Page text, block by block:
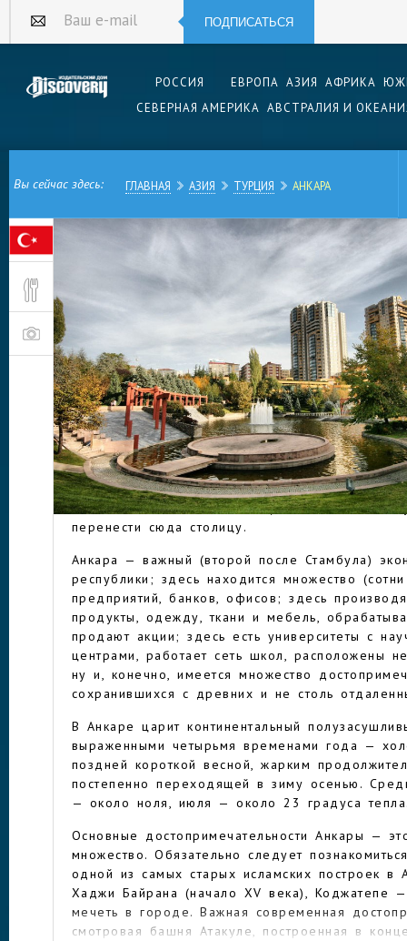
Ваш e-mail ПОДПИСАТЬСЯ
РОССИЯ ЕВРОПА АЗИЯ АФРИКА
СЕВЕРНАЯ АМЕРИКА АВСТРАЛИЯ И
Вы сейчас здесь: ГЛАВНАЯ АЗИЯ ТУРЦИЯ АНКАРА
АНКАРА
Столица Турецкой Республики — Анкара, хоть
главной турецкой жемчужине — Стамбулу, но
большой город (более 5 миллионов
древний, интересный и достойный посещения.
Ведь известна Анкара — один из самых
еще с VII века до нашей эры, когда она была
торговцев, шествовавших между Европой и
Она была во владениях византийцев, турок и
ходивших крестовыми походами в том числе
потом вследствие сложных перипетий опять
раз окончательно, но долго была провинцией
ставка Кемаля Ататюрка — вождя турецкого
освободительного движения), пока в 1922
перенести сюда столицу.
Анкара — важный (второй после Стамбула)
республики; здесь находится множество
предприятий, банков, офисов; здесь
продукты, одежду, ткани и мебель,
продают акции; здесь есть университеты с
центрами, работает сеть школ, расположены
ну и, конечно, имеется множество
сохранившихся с древних и не столь
В Анкаре царит континентальный
выраженными четырьмя временами года —
поздней короткой весной, жарким
постепенно переходящей в зиму осенью.
— около ноля, июля — около 23 градуса
Основные достопримечательности Анкары —
множество. Обязательно следует
одной из самых старых исламских построек в
Хаджи Байрана (начало XV века), Коджатепе
мечеть в городе. Важная современная
смотровая башня Атакуле, построенная в